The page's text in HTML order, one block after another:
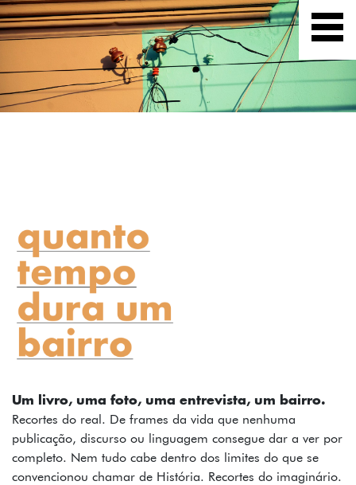
FOTOS
TEXTOS
PODCAST
MAPA
Um livro, uma foto, uma entrevista, um bairro.
Recortes do real. De frames da vida que nenhuma
publicação, discurso ou linguagem consegue dar a ver por
completo. Nem tudo cabe dentro dos limites do que se
convencionou chamar de História. Recortes do imaginário.